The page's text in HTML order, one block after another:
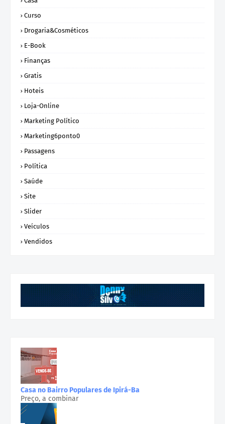
Curso
Drogaria&Cosméticos
E-Book
Finanças
Gratis
Hoteis
Loja-Online
Marketing Político
Marketing6ponto0
Passagens
Política
Saúde
Site
Slider
Veículos
Vendidos
Casa no Bairro Populares de Ipirá-Ba
Preço, a combinar